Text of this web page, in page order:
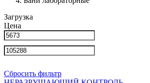
Загрузка
Цена
Сбросить фильтр